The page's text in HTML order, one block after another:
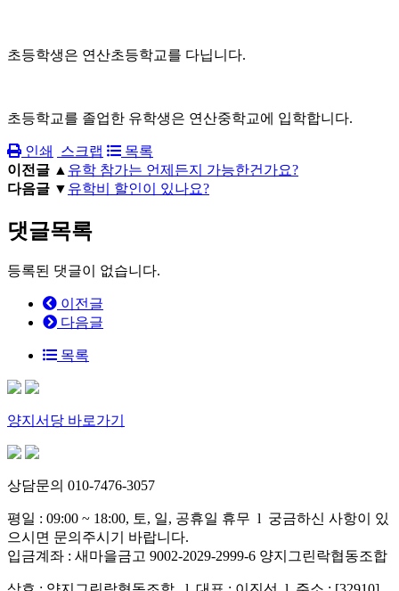
초등학생은 연산초등학교를 다닙니다.
초등학교를 졸업한 유학생은 연산중학교에 입학합니다.
인쇄 스크랩
목록
이전글 ▲ 유학 참가는 언제든지 가능한건가요?
다음글 ▼ 유학비 할인이 있나요?
댓글목록
등록된 댓글이 없습니다.
이전글
다음글
목록
양지서당 바로가기
상담문의 010-7476-3057
평일 : 09:00 ~ 18:00, 토, 일, 공휴일 휴무 l 궁금하신 사항이 있
으시면 문의주시기 바랍니다.
입금계좌 : 새마을금고 9002-2029-2999-6 양지그린락협동조합